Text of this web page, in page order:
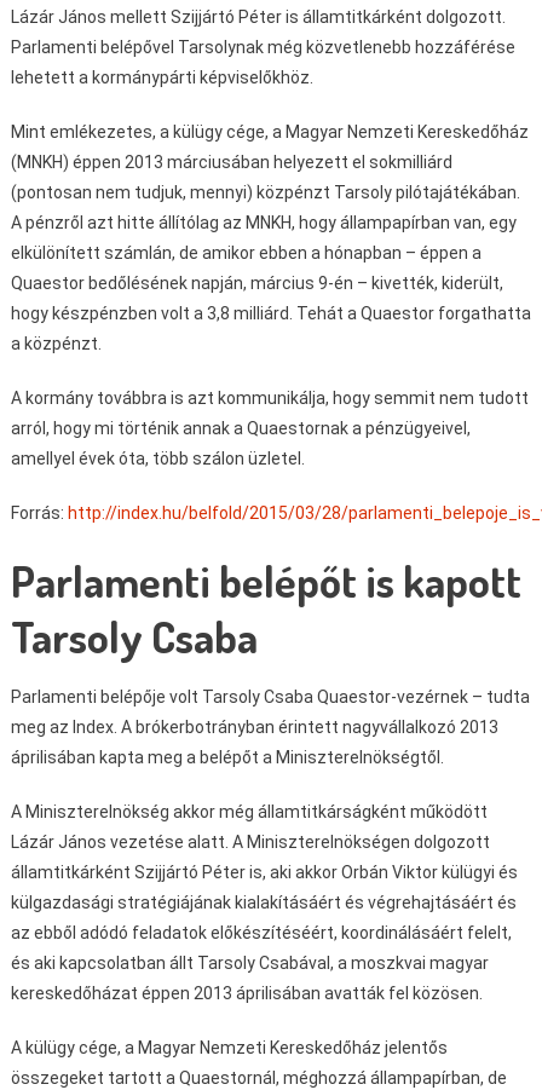
Lázár János mellett Szijjártó Péter is államtitkárként dolgozott.
Parlamenti belépővel Tarsolynak még közvetlenebb hozzáférése
lehetett a kormánypárti képviselőkhöz.
Mint emlékezetes, a külügy cége, a Magyar Nemzeti Kereskedőház
(MNKH) éppen 2013 márciusában helyezett el sokmilliárd
(pontosan nem tudjuk, mennyi) közpénzt Tarsoly pilótajátékában.
A pénzről azt hitte állítólag az MNKH, hogy állampapírban van, egy
elkülönített számlán, de amikor ebben a hónapban – éppen a
Quaestor bedőlésének napján, március 9-én – kivették, kiderült,
hogy készpénzben volt a 3,8 milliárd. Tehát a Quaestor forgathatta
a közpénzt.
A kormány továbbra is azt kommunikálja, hogy semmit nem tudott
arról, hogy mi történik annak a Quaestornak a pénzügyeivel,
amellyel évek óta, több szálon üzletel.
Forrás: http://index.hu/belfold/2015/03/28/
Parlamenti belépőt is kapott
Tarsoly Csaba
Parlamenti belépője volt Tarsoly Csaba Quaestor-vezérnek – tudta
meg az Index. A brókerbotrányban érintett nagyvállalkozó 2013
áprilisában kapta meg a belépőt a Miniszterelnökségtől.
A Miniszterelnökség akkor még államtitkárságként működött
Lázár János vezetése alatt. A Miniszterelnökségen dolgozott
államtitkárként Szijjártó Péter is, aki akkor Orbán Viktor külügyi és
külgazdasági stratégiájának kialakításáért és végrehajtásáért és
az ebből adódó feladatok előkészítéséért, koordinálásáért felelt,
és aki kapcsolatban állt Tarsoly Csabával, a moszkvai magyar
kereskedőházat éppen 2013 áprilisában avatták fel közösen.
A külügy cége, a Magyar Nemzeti Kereskedőház jelentős
összegeket tartott a Quaestornál, méghozzá állampapírban, de